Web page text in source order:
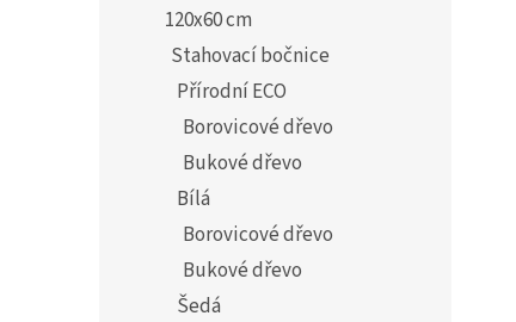
120x60 cm
Stahovací bočnice
Přírodní ECO
Borovicové dřevo
Bukové dřevo
Bílá
Borovicové dřevo
Bukové dřevo
Šedá